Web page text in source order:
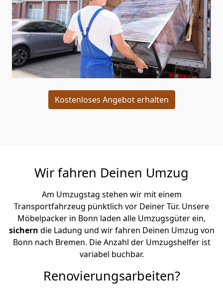
Kostenloses Angebot erhalten
Wir fahren Deinen Umzug
Am Umzugstag stehen wir mit einem
Transportfahrzeug pünktlich vor Deiner Tür. Unsere
Möbelpacker in Bonn laden alle Umzugsgüter ein,
sichern die Ladung und wir fahren Deinen Umzug von
Bonn nach Bremen. Die Anzahl der Umzugshelfer ist
variabel buchbar.
Renovierungsarbeiten?